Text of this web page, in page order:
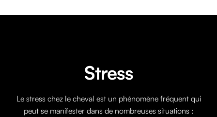
Stress
Le stress chez le cheval est un phénomène fréquent qui
peut se manifester dans de nombreuses situations :